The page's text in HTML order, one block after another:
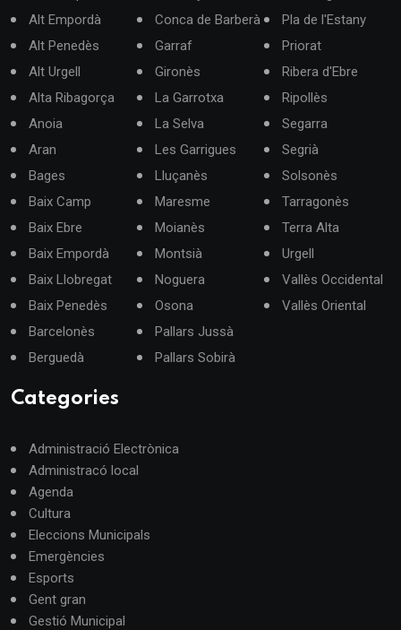
Alt Empordà
Alt Penedès
Alt Urgell
Alta Ribagorça
Anoia
Aran
Bages
Baix Camp
Baix Ebre
Baix Empordà
Baix Llobregat
Baix Penedès
Barcelonès
Berguedà
Conca de Barberà
Garraf
Gironès
La Garrotxa
La Selva
Les Garrigues
Lluçanès
Maresme
Moianès
Montsià
Noguera
Osona
Pallars Jussà
Pallars Sobirà
Pla de l'Estany
Priorat
Ribera d'Ebre
Ripollès
Segarra
Segrià
Solsonès
Tarragonès
Terra Alta
Urgell
Vallès Occidental
Vallès Oriental
Categories
Administració Electrònica
Administracó local
Agenda
Cultura
Eleccions Municipals
Emergències
Esports
Gent gran
Gestió Municipal